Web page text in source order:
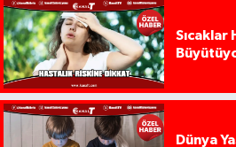
Sıcaklar
Dünya